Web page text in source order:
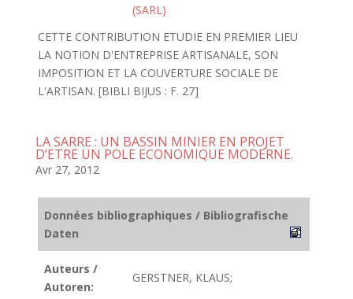
(SARL)
CETTE CONTRIBUTION ETUDIE EN PREMIER LIEU
LA NOTION D'ENTREPRISE ARTISANALE, SON
IMPOSITION ET LA COUVERTURE SOCIALE DE
L'ARTISAN. [BIBLI BIJUS : F. 27]
LA SARRE : UN BASSIN MINIER EN PROJET
D’ETRE UN POLE ECONOMIQUE MODERNE.
Avr 27, 2012
Données bibliographiques / Bibliografische
Daten
Auteurs /
Autoren:
GERSTNER, KLAUS;